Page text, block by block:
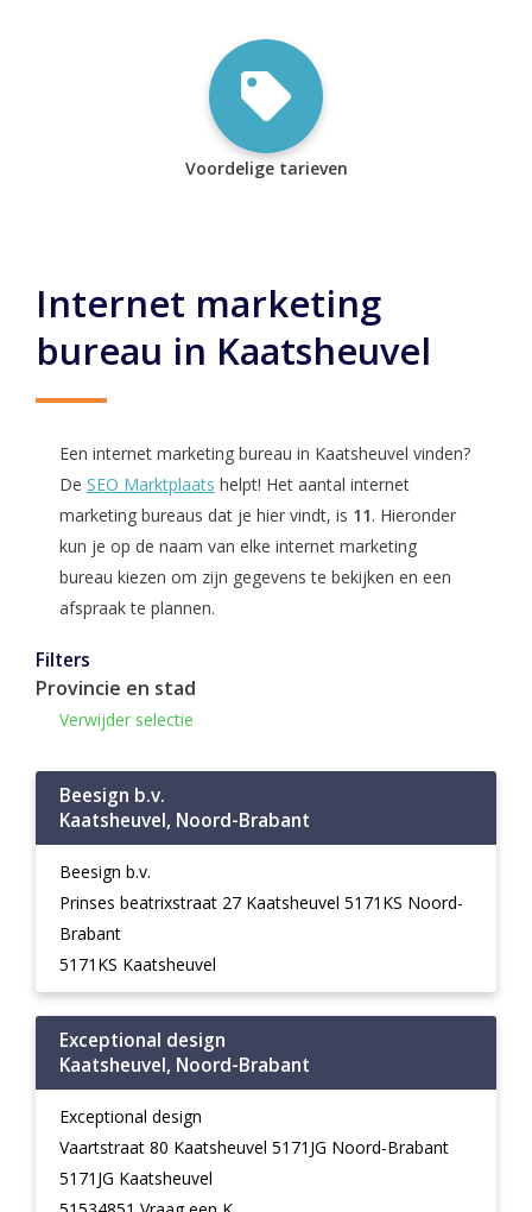
Voordelige tarieven
Internet marketing
bureau in Kaatsheuvel
Een internet marketing bureau in Kaatsheuvel vinden?
De SEO Marktplaats helpt! Het aantal internet
marketing bureaus dat je hier vindt, is 11. Hieronder
kun je op de naam van elke internet marketing
bureau kiezen om zijn gegevens te bekijken en een
afspraak te plannen.
Filters
Provincie en stad
Verwijder selectie
Beesign b.v.
Kaatsheuvel, Noord-Brabant
Beesign b.v.
Prinses beatrixstraat 27 Kaatsheuvel 5171KS Noord-
Brabant
5171KS Kaatsheuvel
Exceptional design
Kaatsheuvel, Noord-Brabant
Exceptional design
Vaartstraat 80 Kaatsheuvel 5171JG Noord-Brabant
5171JG Kaatsheuvel